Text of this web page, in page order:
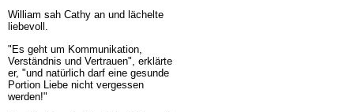
William sah Cathy an und lächelte
liebevoll.
"Es geht um Kommunikation,
Verständnis und Vertrauen", erklärte
er, "und natürlich darf eine gesunde
Portion Liebe nicht vergessen
werden!"